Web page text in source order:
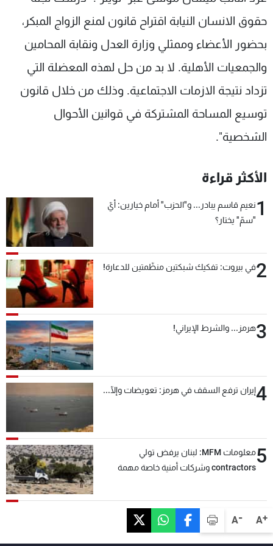
A+
A-
حقوق الانسان النيابة اقتراح قانون لمنع الزواج المبكر،
بحضور الأعضاء وممثلي وزارة العدل ونقابة المحامين
والجمعيات الأهلية. لا بد من حل لهذه المعضلة التي
تزداد نتيجة الازمات الاجتماعية. وذلك من خلال قانون
توسيع المساحة المشتركة في قوانين الأحوال
الشخصية".
الأكثر قراءة
1نعيم قاسم يبادر... و"الحزب" أمام خيارين: أيّ
"سمّ" يختار؟
2في بيروت: تفكيك شبكتين منظّمتين للدعارة!
3هرمز... والشرط الإيراني!
4إيران ترفع السقف في هرمز: تعويضات وإلّا...
5
معلومات MFM: لبنان يرفض تولي
contractors وشركات أمنية خاصة مهمة
شاهد البرامج
الترددات
عن MTV
لاعلاناتكم
وظائف
شروط الإسـتخدام
سياسة الخصوصية